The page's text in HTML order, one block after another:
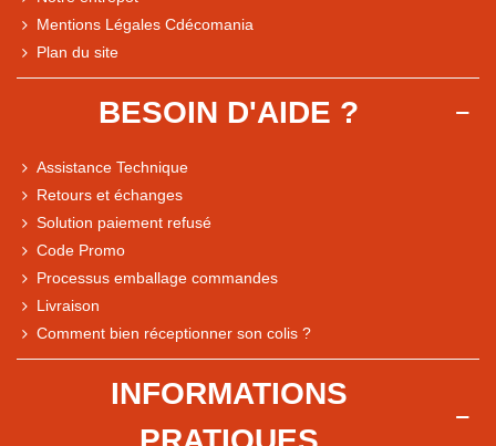
Comparaison des performances du magasin
Mentions Légales Cdécomania
Plan du site
BESOIN D'AIDE ?
Assistance Technique
Retours et échanges
Solution paiement refusé
Code Promo
Processus emballage commandes
Livraison
Comment bien réceptionner son colis ?
INFORMATIONS